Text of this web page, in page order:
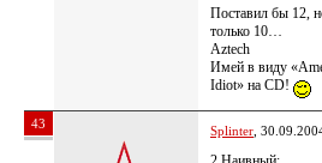
Поставил бы 12,
только 10…
Aztech
Имей в виду
Idiot» на CD!
43 Splinter ,